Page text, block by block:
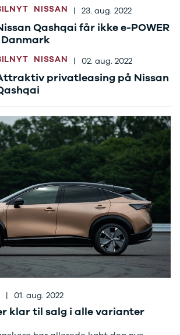
Ioniq 6
Kona
i10
i30
Tucson
Santa Fe
Se alle
Jaguar
E-Pace
XE
Iveco
Se alle Iveco
Daily
Kia
Se alle Kia
Elbil
Picanto
Ceed
Niro
Rio
e-Niro
Optima
Sportage
NISSAN | 23. aug. 2022
Qashqai får ikke e-POWER
Danmark
NISSAN | 02. aug. 2022
privatleasing på Nissan
| 01. aug. 2022
klar til salg i alle varianter